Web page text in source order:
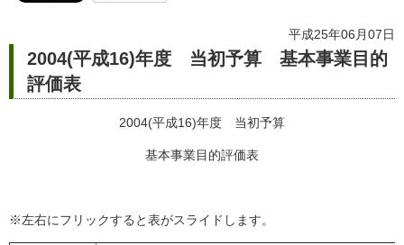
平成25年06月07日
2004(平成16)年度 当初予算 基本事業目的
評価表
2004(平成16)年度 当初予算
基本事業目的評価表
※左右にフリックすると表がスライドします。